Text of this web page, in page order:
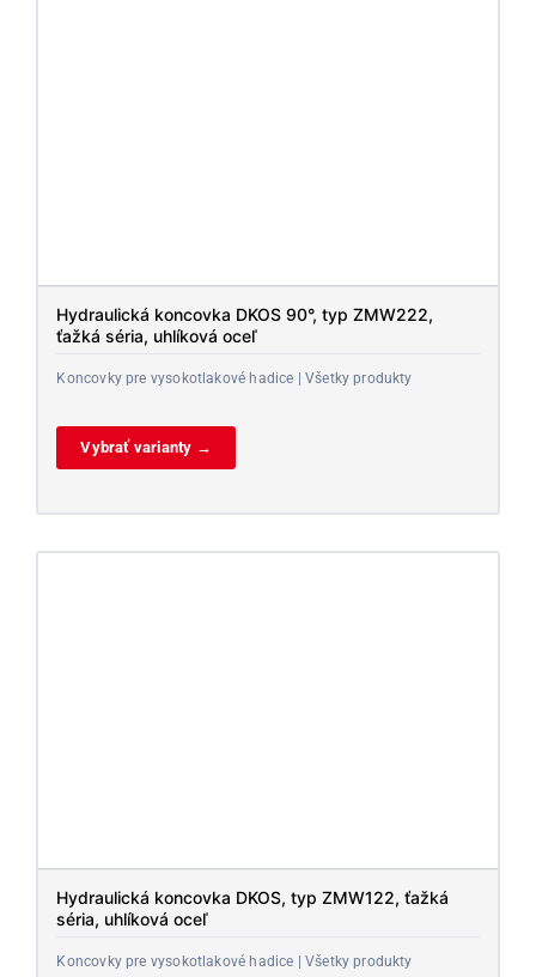
Hydraulická koncovka DKOS 90°, typ ZMW222,
ťažká séria, uhlíková oceľ
Koncovky pre vysokotlakové hadice | Všetky produkty
Vybrať varianty →
Hydraulická koncovka DKOS, typ ZMW122, ťažká
séria, uhlíková oceľ
Koncovky pre vysokotlakové hadice | Všetky produkty